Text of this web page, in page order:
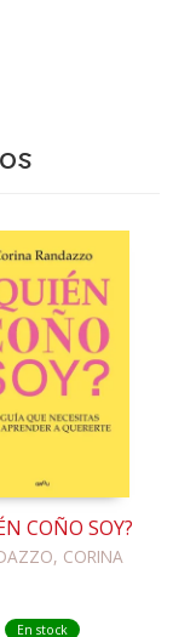
COÑO SOY?
CORINA
En stock